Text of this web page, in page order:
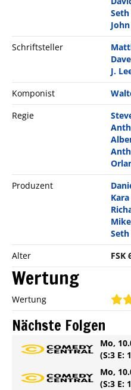
Schriftsteller
J.
Komponist
Regie
Produzent
Alter
FSK
Wertung
Wertung
Nächste Folgen
Mo,
(S:3 E:
Mo,
(S:3 E: